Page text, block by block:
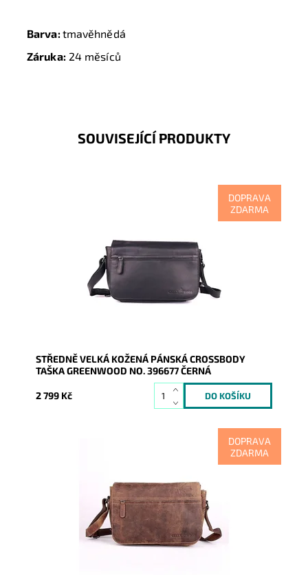
Barva:tmavěhnědá
Záruka:24 měsíců
SOUVISEJÍCÍ PRODUKTY
DOPRAVA
ZDARMA
Podélná středně velká kožená černá pánská
Skladem
17004
GreenWood
2 roky
STŘEDNĚ VELKÁ KOŽENÁ PÁNSKÁ CROSSBODY
TAŠKA GREENWOOD NO. 396677 ČERNÁ
2 799 Kč
DOPRAVA
ZDARMA
Podélná středně velká kožená hnědá pánská
Skladem
17010
GreenWood
2 roky